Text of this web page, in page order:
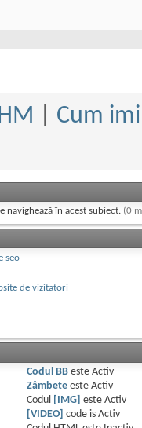
Cum
navighează în acest subiect. (0
seo
de vizitatori
Codul BBeste Activ
Zâmbeteeste Activ
Codul
[IMG] este Activ
[VIDEO]
code is Activ